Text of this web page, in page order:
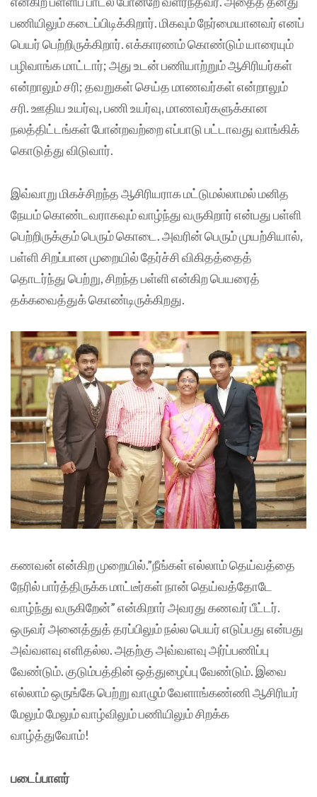
பணியிலும் கடைப்பிடிக்கிறார். மிகவும் நேர்மையானவர் எனப்
பெயர் பெற்றிருக்கிறார். எக்காரணம் கொண்டும் யாரையும்
பழிவாங்க மாட்டார்; அது உடன் பணியாற்றும் ஆசிரியர்கள்
என்றாலும் சரி; தவறுகள் செய்த மாணவர்கள் என்றாலும்
சரி. ஊதிய உயர்வு, பணி உயர்வு, மாணவர்களுக்கான
நலத்திட்டங்கள் போன்றவற்றை எப்பாடு பட்டாவது வாங்கிக்
கொடுத்து விடுவார்.
இவ்வாறு மிகச்சிறந்த ஆசிரியராக மட்டுமல்லாமல் மனித
நேயம் கொண்டவராகவும் வாழ்ந்து வருகிறார் என்பது பள்ளி
பெற்றிருக்கும் பெரும் கொடை. அவரின் பெரும் முயற்சியால்,
பள்ளி சிறப்பான முறையில் தேர்ச்சி விகிதத்தைத்
தொடர்ந்து பெற்று, சிறந்த பள்ளி என்கிற பெயரைத்
தக்கவைத்துக் கொண்டிருக்கிறது.
கணவன் என்கிற முறையில்.”நீங்கள் எல்லாம் தெய்வத்தை
நேரில் பார்த்திருக்க மாட்டீர்கள் நான் தெய்வத்தோடே
வாழ்ந்து வருகிறேன்” என்கிறார் அவரது கணவர் பீட்டர்.
ஒருவர் அனைத்துத் தரப்பிலும் நல்ல பெயர் எடுப்பது என்பது
அவ்வளவு எளிதல்ல. அதற்கு அவ்வளவு அர்ப்பணிப்பு
வேண்டும். குடும்பத்தின் ஒத்துழைப்பு வேண்டும். இவை
எல்லாம் ஒருங்கே பெற்று வாழும் வேளாங்கண்ணி ஆசிரியர்
மேலும் மேலும் வாழ்விலும் பணியிலும் சிறக்க
வாழ்த்துவோம்!
படைப்பாளர்